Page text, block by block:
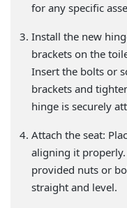
for any specific
Install the new
brackets on the
Insert the bolts or
brackets and
hinge is securely
Attach the seat:
aligning it
provided nuts or
straight and level.